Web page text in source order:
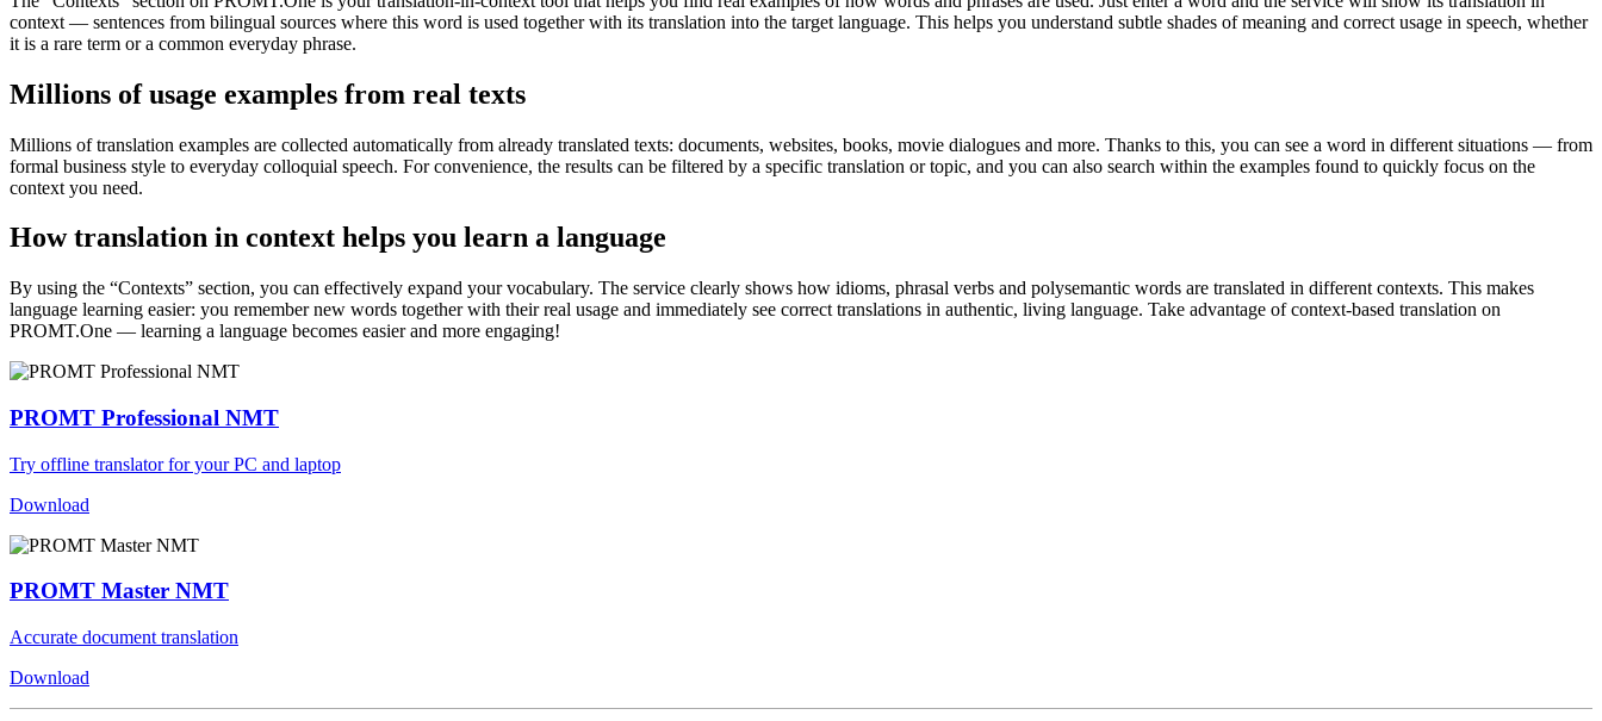
context — sentences from bilingual sources where this word is used together with its translation into the target language. This helps you understand subtle shades of meaning and correct usage in speech, whether
it is a rare term or a common everyday phrase.
Millions of usage examples from real texts
Millions of translation examples are collected automatically from already translated texts: documents, websites, books, movie dialogues and more. Thanks to this, you can see a word in different situations — from
formal business style to everyday colloquial speech. For convenience, the results can be filtered by a specific translation or topic, and you can also search within the examples found to quickly focus on the
context you need.
How translation in context helps you learn a language
By using the “Contexts” section, you can effectively expand your vocabulary. The service clearly shows how idioms, phrasal verbs and polysemantic words are translated in different contexts. This makes
language learning easier: you remember new words together with their real usage and immediately see correct translations in authentic, living language. Take advantage of context-based translation on
PROMT.One — learning a language becomes easier and more engaging!
PROMT Professional NMT
Try offline translator for your PC and laptop
Download
PROMT Master NMT
Accurate document translation
Download